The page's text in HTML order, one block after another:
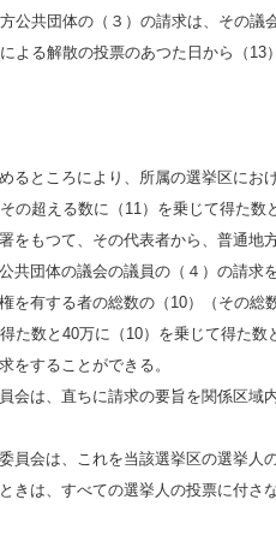
公共団体の（３）の請求は、その議
よる解散の投票のあつた日から（13
るところにより、所属の選挙区にお
の超える数に（11）を乗じて得た数
をもつて、その代表者から、普通地
共団体の議会の議員の（４）の請求
を有する者の総数の（10）（その総
た数と40万に（10）を乗じて得た
をすることができる。
会は、直ちに請求の要旨を関係区域
員会は、これを当該選挙区の選挙人
きは、すべての選挙人の投票に付さ